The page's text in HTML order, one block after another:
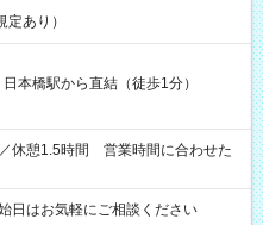
あり）
本橋駅から直結（徒歩1分）
日はお気軽にご相談ください